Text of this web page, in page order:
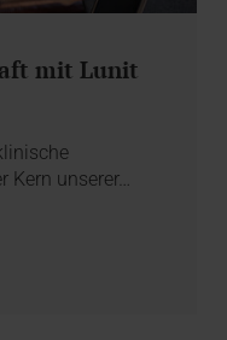
mit Lunit
unserer…